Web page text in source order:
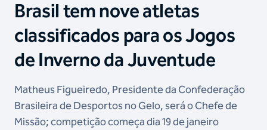
Brasil tem nove atletas
classificados para os Jogos
de Inverno da Juventude
Matheus Figueiredo, Presidente da Confederação
Brasileira de Desportos no Gelo, será o Chefe de
Missão; competição começa dia 19 de janeiro